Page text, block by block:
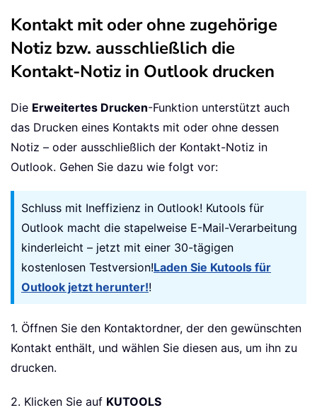
Kontakt mit oder ohne zugehörige
Notiz bzw. ausschließlich die
Kontakt-Notiz in Outlook drucken
Die Erweitertes Drucken-Funktion unterstützt auch
das Drucken eines Kontakts mit oder ohne dessen
Notiz – oder ausschließlich der Kontakt-Notiz in
Outlook. Gehen Sie dazu wie folgt vor:
Schluss mit Ineffizienz in Outlook! Kutools für
Outlook macht die stapelweise E-Mail-Verarbeitung
kinderleicht – jetzt mit einer 30-tägigen
kostenlosen Testversion!Laden Sie Kutools für
Outlook jetzt herunter!!
1. Öffnen Sie den Kontaktordner, der den gewünschten
Kontakt enthält, und wählen Sie diesen aus, um ihn zu
drucken.
2. Klicken Sie auf KUTOOLS